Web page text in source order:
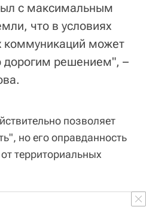
с максимальным
что в условиях
коммуникаций может
дорогим решением", –
позволяет
но его оправданность
территориальных